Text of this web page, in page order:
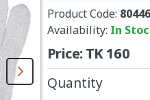
Product Code:
Availability: In
Price:TK160
Quantity